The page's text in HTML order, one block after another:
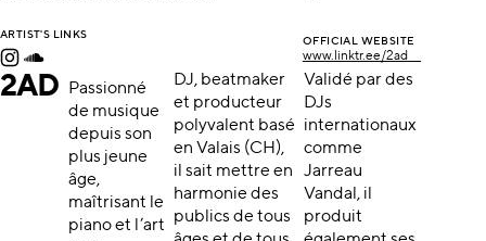
ARTIST'S LINKS
OFFICIAL WEBSITE
www.linktr.ee/2ad___
2AD
Passionné
de musique
depuis son
plus jeune
âge,
maîtrisant le
piano et l’art
DJ, beatmaker
et producteur
polyvalent basé
en Valais (CH),
il sait mettre en
harmonie des
publics de tous
Validé par des
DJs
internationaux
comme
Jarreau
Vandal, il
produit